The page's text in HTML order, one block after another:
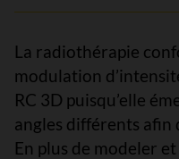
La radiothérapie
modulation
RC 3D puisqu’elle
angles différents
En plus de modeler